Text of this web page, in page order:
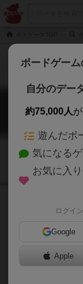
ボードゲー
自分のデー
約75,000人
遊んだボ
気になる
お気に入
ログイ
Google
Apple